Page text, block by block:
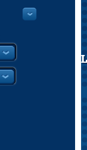
POLISH